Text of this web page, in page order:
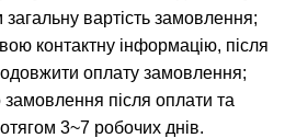
вартість замовлення;
контактну інформацію, після
оплату замовлення;
після оплати та
3~7 робочих днів.